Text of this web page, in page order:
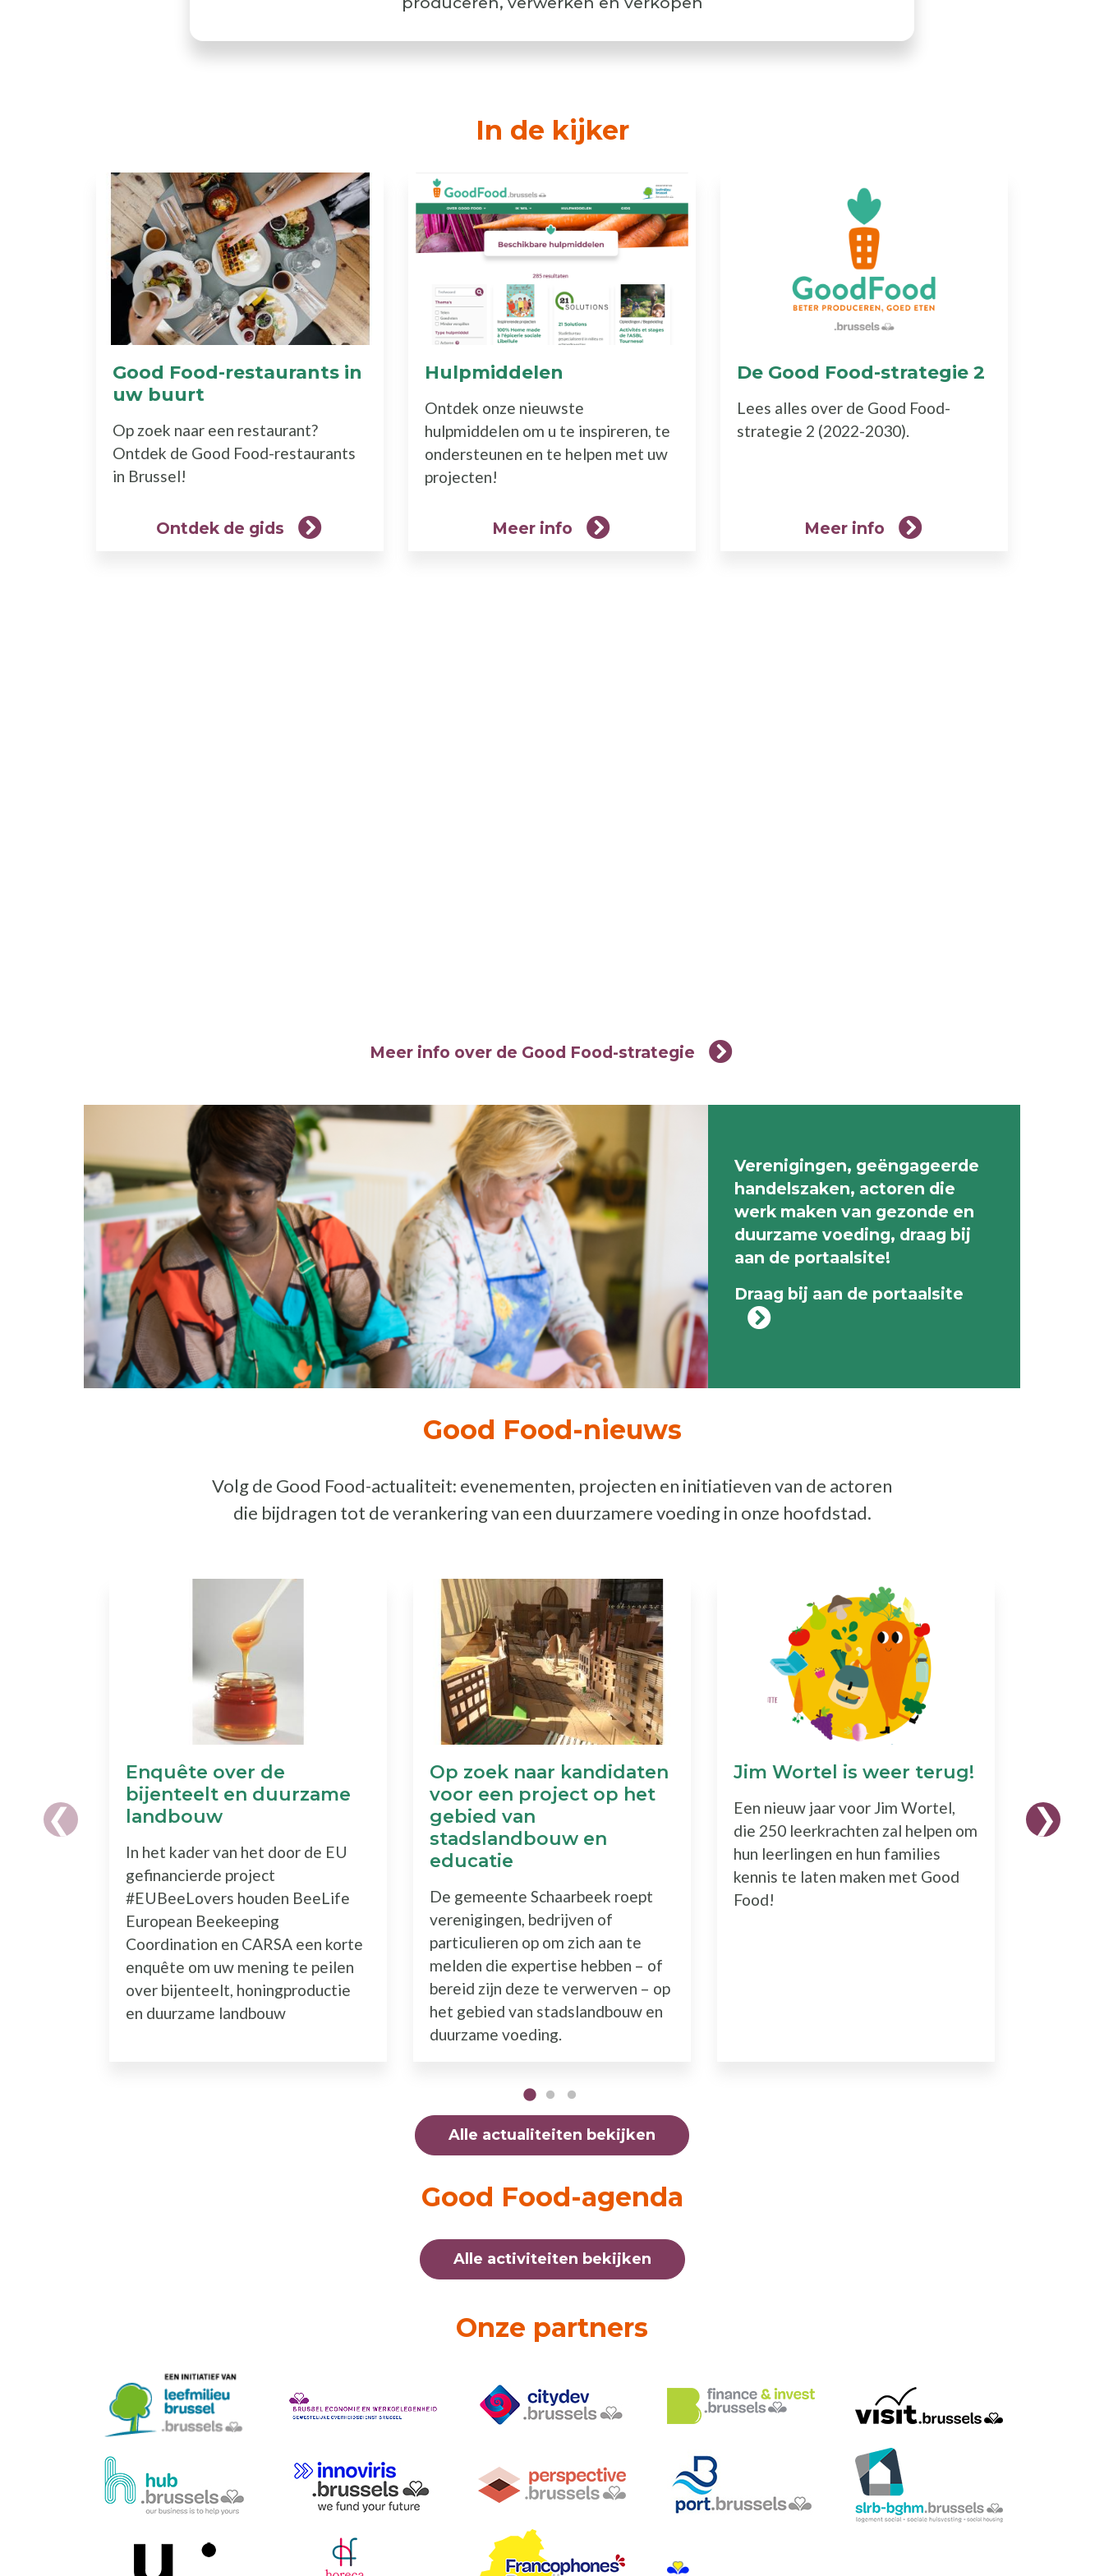
In de kijker
Good Food-restaurants in
uw buurt
gids)
Op zoek naar een restaurant?
Ontdek de Good Food-restaurants
in Brussel!
Ontdek de gids
Hulpmiddelen
Ontdek onze nieuwste
hulpmiddelen om u te inspireren, te
ondersteunen en te helpen met uw
projecten!
Meer info
De Good Food-strategie 2
Lees alles over de Good Food-
strategie 2 (2022-2030).
Meer info
Meer info over de Good Food-strategie
Verenigingen, geëngageerde
handelszaken, actoren die
werk maken van gezonde en
duurzame voeding, draag bij
aan de portaalsite!
Draag bij aan de portaalsite
Good Food-nieuws
Volg de Good Food-actualiteit: evenementen, projecten en initiatieven van de actoren
die bijdragen tot de verankering van een duurzamere voeding in onze hoofdstad.
Enquête over de
bijenteelt en duurzame
landbouw
In het kader van het door de EU
gefinancierde project
#EUBeeLovers houden BeeLife
European Beekeeping
Coordination en CARSA een korte
enquête om uw mening te peilen
over bijenteelt, honingproductie
en duurzame landbouw
Op zoek naar kandidaten
voor een project op het
gebied van
stadslandbouw en
educatie
De gemeente Schaarbeek roept
verenigingen, bedrijven of
particulieren op om zich aan te
melden die expertise hebben – of
bereid zijn deze te verwerven – op
het gebied van stadslandbouw en
duurzame voeding.
Jim Wortel is weer terug!
Een nieuw jaar voor Jim Wortel,
die 250 leerkrachten zal helpen om
hun leerlingen en hun families
kennis te laten maken met Good
Food!
Een
Alle actualiteiten bekijken
Good Food-agenda
Alle activiteiten bekijken
Onze partners